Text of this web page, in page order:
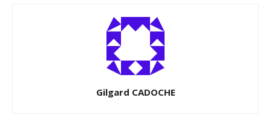
Gilgard CADOCHE